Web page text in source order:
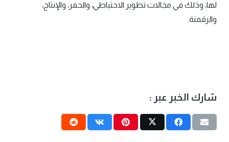
لها، وذلك في مجالات تطوير الاحتياطي، والحفر، والإنتاج،
والرقمنة.
شارك الخبر عبر :